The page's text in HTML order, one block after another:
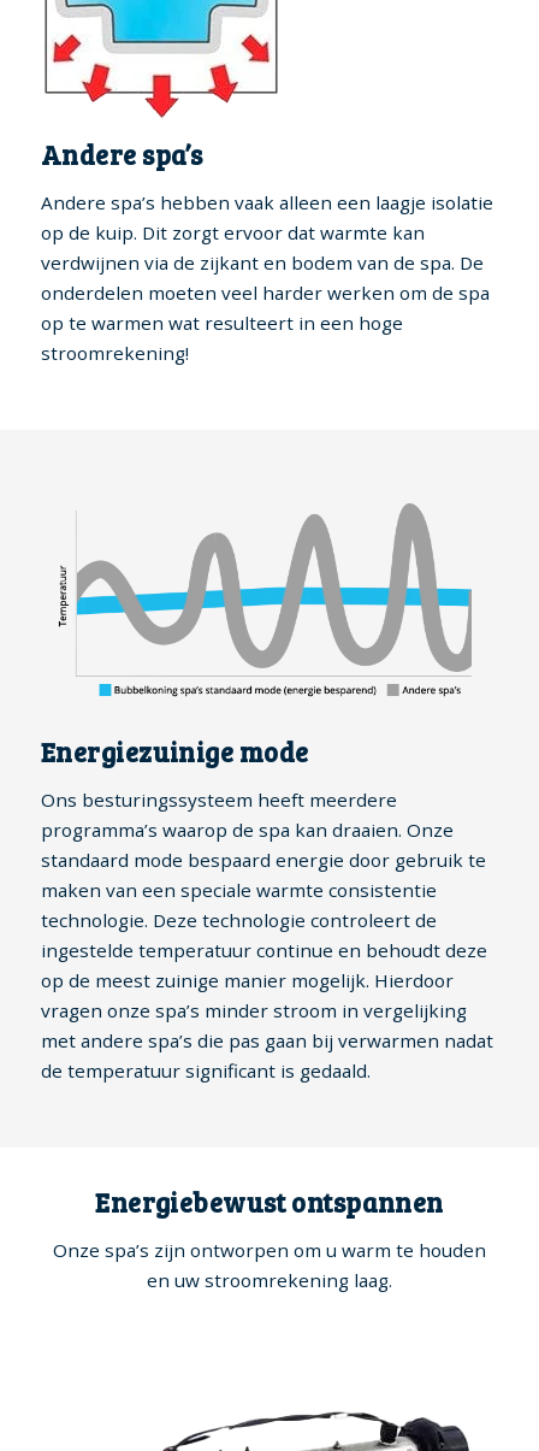
Andere spa’s
Andere spa’s hebben vaak alleen een laagje isolatie
op de kuip. Dit zorgt ervoor dat warmte kan
verdwijnen via de zijkant en bodem van de spa. De
onderdelen moeten veel harder werken om de spa
op te warmen wat resulteert in een hoge
stroomrekening!
Energiezuinige mode
Ons besturingssysteem heeft meerdere
programma’s waarop de spa kan draaien. Onze
standaard mode bespaard energie door gebruik te
maken van een speciale warmte consistentie
technologie. Deze technologie controleert de
ingestelde temperatuur continue en behoudt deze
op de meest zuinige manier mogelijk. Hierdoor
vragen onze spa’s minder stroom in vergelijking
met andere spa’s die pas gaan bij verwarmen nadat
de temperatuur significant is gedaald.
Energiebewust ontspannen
Onze spa’s zijn ontworpen om u warm te houden
en uw stroomrekening laag.